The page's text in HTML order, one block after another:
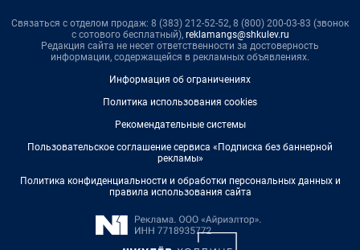
Связаться с отделом продаж: 8 (383) 212-52-52, 8 (800) 200-03-83 (звонок
с сотового бесплатный), reklamangs@shkulev.ru
Редакция сайта не несет ответственности за достоверность
информации, содержащейся в рекламных объявлениях.
Информация об ограничениях
Политика использования cookies
Рекомендательные системы
Пользовательское соглашение сервиса «Подписка без баннерной
рекламы»
Политика конфиденциальности и обработки персональных данных и
правила использования сайта